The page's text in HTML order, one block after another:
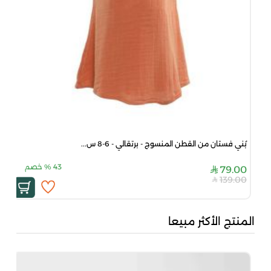
بُني فستان من القطن المنسوج - برتقالي - 6-8 س...
79.00
43
% خصم
139.00
المنتج الأكثر مبيعا